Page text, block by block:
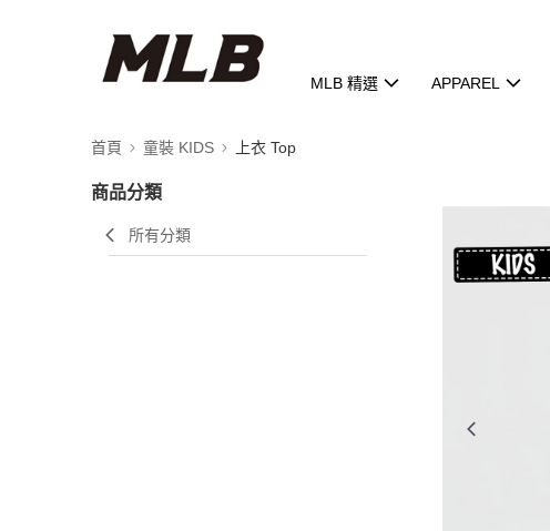
MLB 精選 APPAREL
首頁 童裝 KIDS 上衣 Top
商品分類
所有分類